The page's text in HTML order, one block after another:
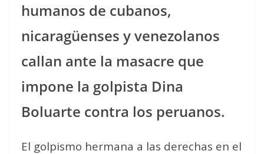
humanos de cubanos,
nicaragüenses y venezolanos
callan ante la masacre que
impone la golpista Dina
Boluarte contra los peruanos.
El golpismo hermana a las derechas en el